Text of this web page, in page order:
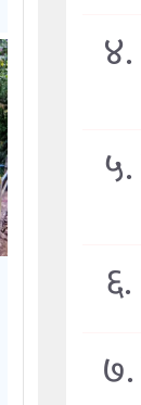
४.
५.
६.
७.